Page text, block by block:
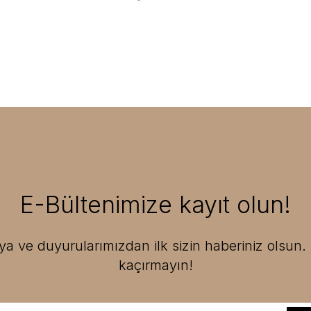
E-Bültenimize kayıt olun!
ve duyurularımızdan ilk sizin haberiniz olsun.
kaçırmayın!